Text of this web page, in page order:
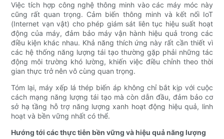
Việc tích hợp công nghệ thông minh vào các máy móc này
cũng rất quan trọng. Cảm biến thông minh và kết nối IoT
(Internet vạn vật) cho phép giám sát liên tục hiệu suất hoạt
động của máy, đảm bảo máy vận hành hiệu quả trong các
điều kiện khác nhau. Khả năng thích ứng này rất cần thiết vì
các hệ thống năng lượng tái tạo thường gặp phải những tác
động môi trường khó lường, khiến việc điều chỉnh theo thời
gian thực trở nên vô cùng quan trọng.
Tóm lại, máy xếp lá thép biến áp không chỉ bắt kịp với cuộc
cách mạng năng lượng tái tạo mà còn dẫn đầu, đảm bảo cơ
sở hạ tầng hỗ trợ năng lượng xanh hoạt động hiệu quả, linh
hoạt và bền vững nhất có thể.
Hướng tới các thực tiễn bền vững và hiệu quả năng lượng